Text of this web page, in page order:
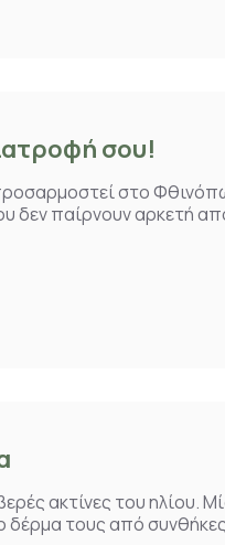
σου!
στο
δεν παίρνουν αρκετή
ακτίνες του ηλίου.
τους από